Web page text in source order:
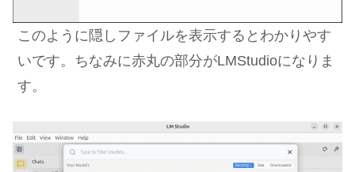
このように隠しファイルを表示するとわかりやす
いです。ちなみに赤丸の部分がLMStudioになりま
す。